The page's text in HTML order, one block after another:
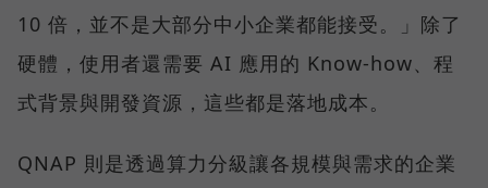
10 倍，並不是大部分中小企業都能接受。」除了
硬體，使用者還需要 AI 應用的 Know-how、程
式背景與開發資源，這些都是落地成本。
QNAP 則是透過算力分級讓各規模與需求的企業